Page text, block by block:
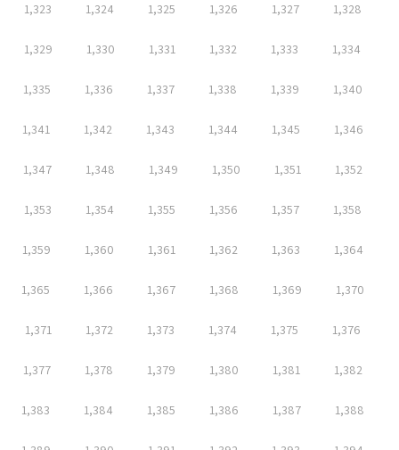
1,323 1,324 1,325 1,326 1,327 1,328
1,329 1,330 1,331 1,332 1,333 1,334
1,335 1,336 1,337 1,338 1,339 1,340
1,341 1,342 1,343 1,344 1,345 1,346
1,347 1,348 1,349 1,350 1,351 1,352
1,353 1,354 1,355 1,356 1,357 1,358
1,359 1,360 1,361 1,362 1,363 1,364
1,365 1,366 1,367 1,368 1,369 1,370
1,371 1,372 1,373 1,374 1,375 1,376
1,377 1,378 1,379 1,380 1,381 1,382
1,383 1,384 1,385 1,386 1,387 1,388